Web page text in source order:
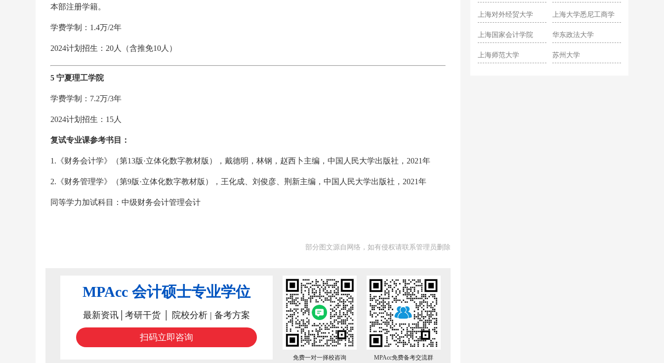
本部注册学籍。
学费学制：1.4万/2年
2024计划招生：20人（含推免10人）
5 宁夏理工学院
学费学制：7.2万/3年
2024计划招生：15人
复试专业课参考书目：
1.《财务会计学》（第13版·立体化数字教材版），戴德明，林钢，赵西卜主编，中国人民大学出版社，2021年
2.《财务管理学》（第9版·立体化数字教材版），王化成、刘俊彦、荆新主编，中国人民大学出版社，2021年
同等学力加试科目：中级财务会计管理会计
部分图文源自网络，如有侵权请联系管理员删除
MPAcc 会计硕士专业学位
最新资讯│考研干货 │ 院校分析 | 备考方案
扫码立即咨询
免费一对一择校咨询 MPAcc免费备考交流群
上海对外经贸大学
上海大学悉尼工商学
上海国家会计学院 华东政法大学
上海师范大学 苏州大学